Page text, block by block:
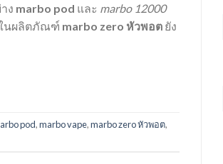
ง marbo pod และ marbo 12000
นผลิตภัณฑ์ marbo zero หัวพอต ยัง
pod,marbo vape,marbo zero หัวพอต,